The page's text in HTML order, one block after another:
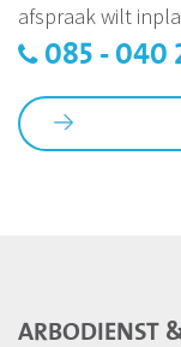
afspraak wilt
085 - 040
ARBODIENST